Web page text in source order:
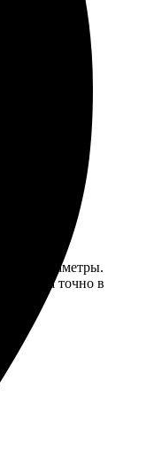
параметры.
пришла точно в